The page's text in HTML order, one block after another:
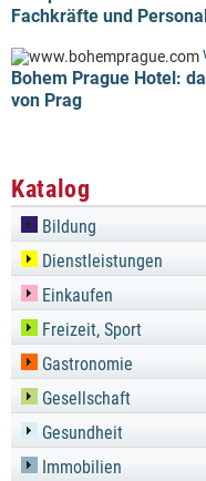
Fachkräfte und
Bohem Prague Hotel:
von Prag
Katalog
Bildung
Dienstleistungen
Einkaufen
Freizeit, Sport
Gastronomie
Gesellschaft
Gesundheit
Immobilien